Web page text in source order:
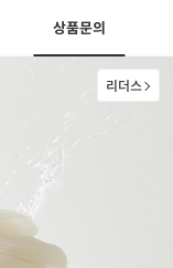
상품문의
리더스